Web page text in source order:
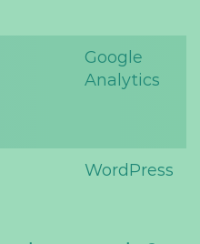
Google
Analytics
WordPress